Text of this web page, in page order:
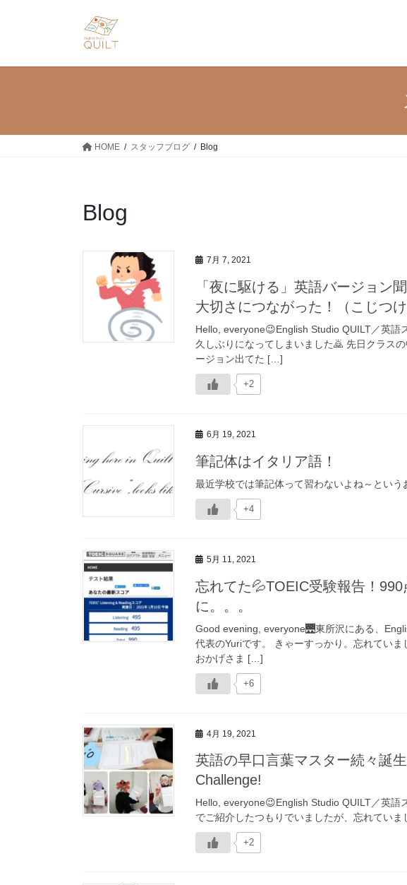
HOME スタッフブログ Blog
Blog
7月 7, 2021
「夜に駆ける」英語バージョン
大切さにつながった！（こじつけ
Hello, everyone😉English Studio QUILT／英語
久しぶりになってしまいました🙇 先日クラス
ージョン出てた […]
+2
6月 19, 2021
筆記体はイタリア語！
最近学校では筆記体って習わないよね～という
+4
5月 11, 2021
忘れてた💦TOEIC受験報告！
に。。。
Good evening, everyone🌉東所沢にある、
代表のYuriです。 きゃーすっかり。忘れてい
おかげさま […]
+6
4月 19, 2021
英語の早口言葉マスター続々誕
Challenge!
Hello, everyone😉English Studio QUILT／英語
でご紹介したつもりでいましたが、忘れてい
+2